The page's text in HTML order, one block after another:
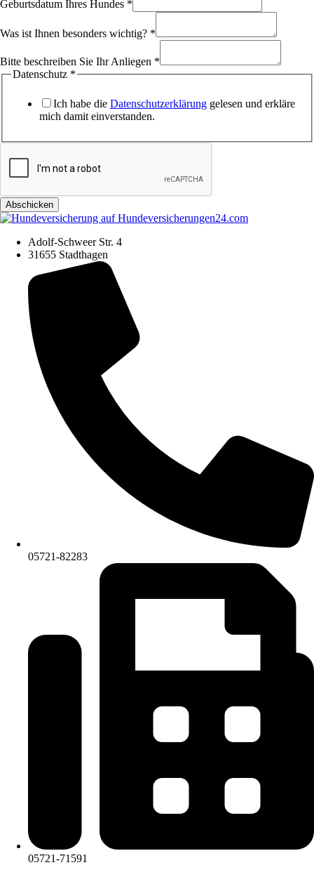
Geburtsdatum Ihres Hundes *
Was ist Ihnen besonders wichtig? *
Bitte beschreiben Sie Ihr Anliegen *
Datenschutz *
Ich habe die Datenschutzerklärung gelesen und erkläre
mich damit einverstanden.
Abschicken
Adolf-Schweer Str. 4
31655 Stadthagen
05721-82283
05721-71591